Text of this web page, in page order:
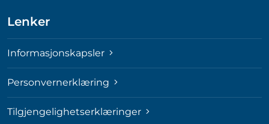
Lenker
Informasjonskapsler
Personvernerklæring
Tilgjengelighetserklæringer